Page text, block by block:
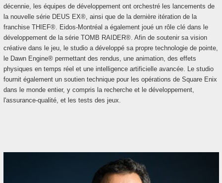
décennie, les équipes de développement ont orchestré les lancements de
la nouvelle série DEUS EX®, ainsi que de la dernière itération de la
franchise THIEF®. Eidos-Montréal a également joué un rôle clé dans le
développement de la série TOMB RAIDER®. Afin de soutenir sa vision
créative dans le jeu, le studio a développé sa propre technologie de pointe,
le Dawn Engine® permettant des rendus, une animation, des effets
physiques en temps réel et une intelligence artificielle avancée. Le studio
fournit également un soutien technique pour les opérations de Square Enix
dans le monde entier, y compris la recherche et le développement,
l'assurance-qualité, et les tests des jeux.